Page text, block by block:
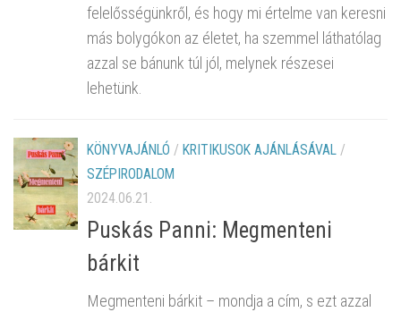
felelősségünkről, és hogy mi értelme van keresni
más bolygókon az életet, ha szemmel láthatólag
azzal se bánunk túl jól, melynek részesei
lehetünk.
KÖNYVAJÁNLÓ / KRITIKUSOK AJÁNLÁSÁVAL /
SZÉPIRODALOM
2024.06.21.
Puskás Panni: Megmenteni
bárkit
Megmenteni bárkit – mondja a cím, s ezt azzal